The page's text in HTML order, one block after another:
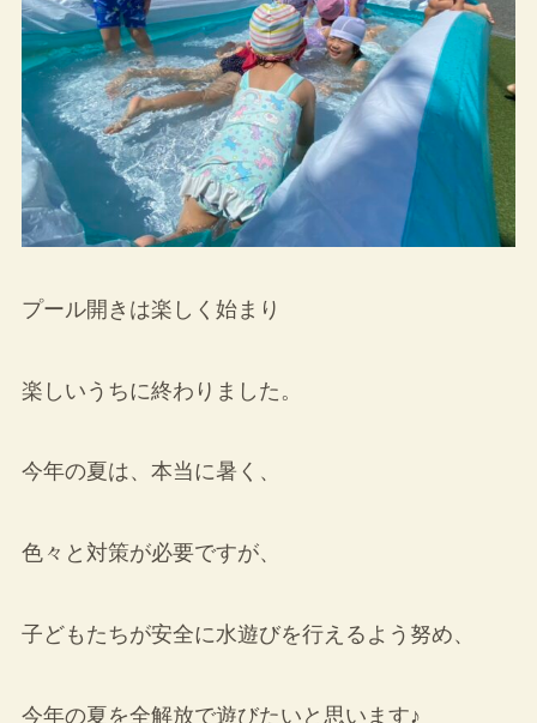
プール開きは楽しく始まり
楽しいうちに終わりました。
今年の夏は、本当に暑く、
色々と対策が必要ですが、
子どもたちが安全に水遊びを行えるよう努め、
今年の夏を全解放で遊びたいと思います♪